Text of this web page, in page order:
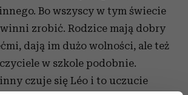
Bo wszyscy w tym świecie
zrobić. Rodzice mają dobry
dają im dużo wolności, ale też
w szkole podobnie.
czuje się Léo i to uczucie